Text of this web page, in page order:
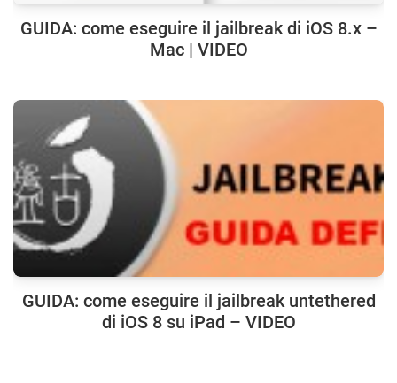
GUIDA: come eseguire il jailbreak di iOS 8.x –
Mac | VIDEO
GUIDA: come eseguire il jailbreak untethered
di iOS 8 su iPad – VIDEO